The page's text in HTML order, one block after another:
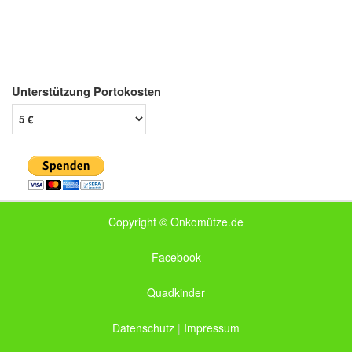
Unterstützung Portokosten
Copyright © Onkomütze.de
Facebook
Quadkinder
Datenschutz | Impressum